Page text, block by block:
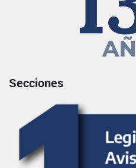
Secciones